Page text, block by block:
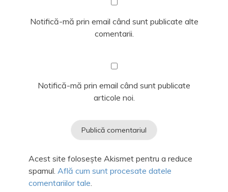
Notifică-mă prin email când sunt publicate alte
comentarii.
Notifică-mă prin email când sunt publicate
articole noi.
Acest site folosește Akismet pentru a reduce
spamul. Află cum sunt procesate datele
comentariilor tale